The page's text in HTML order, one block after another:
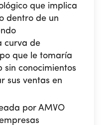
que implica
dentro de un
curva de
que le tomaría
sin conocimientos
sus ventas en
por AMVO